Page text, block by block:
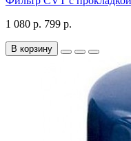
1 080 р. 799 р.
В корзину